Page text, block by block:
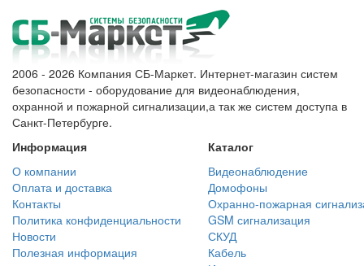
2006 - 2026 Компания СБ-Маркет. Интернет-магазин систем
безопасности - оборудование для видеонаблюдения,
охранной и пожарной сигнализации,а так же систем доступа в
Санкт-Петербурге.
Информация
Каталог
О компании
Видеонаблюдение
Оплата и доставка
Домофоны
Контакты
Охранно-пожарная
Политика конфиденциальности
GSM сигнализация
Новости
СКУД
Полезная информация
Кабель